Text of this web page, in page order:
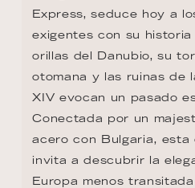
Express, seduce hoy a
exigentes con su
orillas del Danubio, su
otomana y las ruinas de
XIV evocan un pasado
Conectada por un
acero con Bulgaria,
invita a descubrir la
Europa menos